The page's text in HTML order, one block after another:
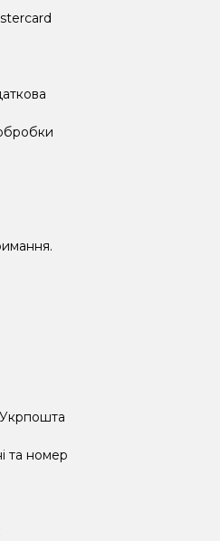
та номер